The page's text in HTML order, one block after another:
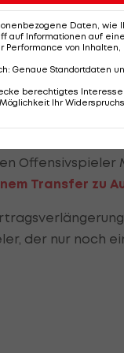
zu sein.
mir aber
guten
oft erlebt,
Offensivspieler
Transfer zu
der nur noch
Daten, wie
auf Informationen auf
von
: Genaue Standortdaten
berechtigtes
Ihr